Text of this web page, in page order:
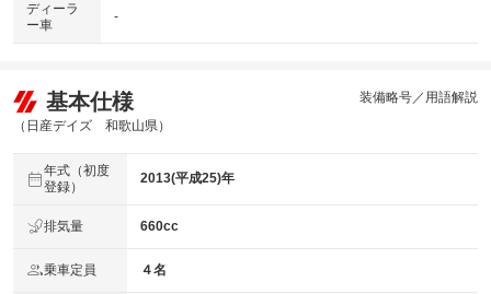
ディーラ
ー車
-
基本仕様
（日産デイズ 和歌山県）
装備略号／用語解説
年式（初度
登録）
2013(平成25)年
排気量 660cc
乗車定員 ４名